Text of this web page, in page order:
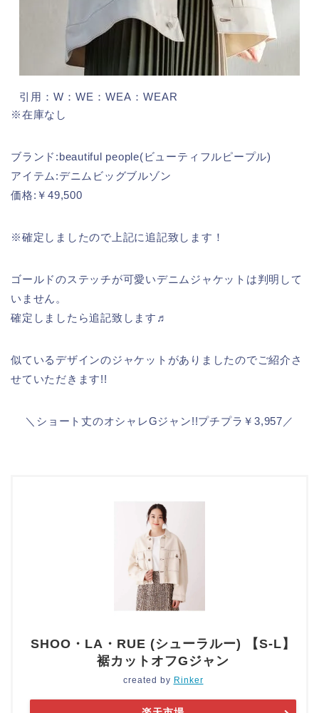
引用：W：WE：WEA：WEAR
※在庫なし
ブランド:beautiful people(ビューティフルピープル)
アイテム:デニムビッグブルゾン
価格:￥49,500
※確定しましたので上記に追記致します！
ゴールドのステッチが可愛いデニムジャケットは判明して
いません。
確定しましたら追記致します♬
似ているデザインのジャケットがありましたのでご紹介さ
せていただきます!!
＼ショート丈のオシャレGジャン!!プチプラ￥3,957／
SHOO・LA・RUE (シューラルー) 【S-L】
裾カットオフGジャン
created by Rinker